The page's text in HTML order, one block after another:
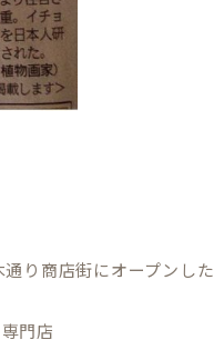
り商店街にオープンした
門店